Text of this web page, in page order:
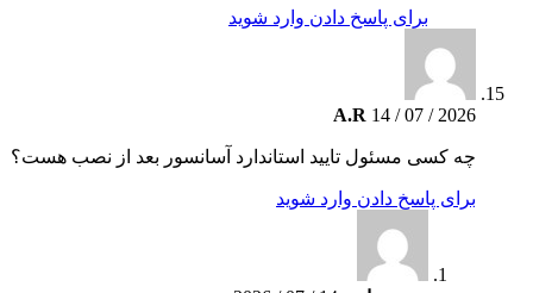
برای پاسخ دادن وارد شوید
A.R 14 / 07 / 2026
چه کسی مسئول تایید استاندارد آسانسور بعد از نصب هست؟
برای پاسخ دادن وارد شوید